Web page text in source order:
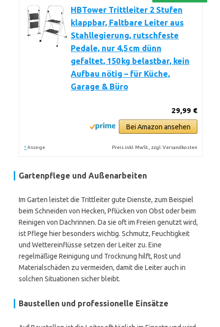
HBTower Trittleiter 2 Stufen
klappbar, Faltbare Leiter aus
Stahllegierung, rutschfeste
Pedale, nur 4,5 cm dünn
gefaltet, 150 kg belastbar, kein
Aufbau nötig – für Küche,
Garage & Büro
29,99 €
Bei Amazon ansehen
* Anzeige Preis inkl. MwSt., zzgl. Versandkosten
Gartenpflege und Außenarbeiten
Im Garten leistet die Trittleiter gute Dienste, zum Beispiel
beim Schneiden von Hecken, Pflücken von Obst oder beim
Reinigen von Dachrinnen. Da sie oft im Freien genutzt wird,
ist Pflege hier besonders wichtig. Schmutz, Feuchtigkeit
und Wettereinflüsse setzen der Leiter zu. Eine
regelmäßige Reinigung und Trocknung hilft, Rost und
Materialschäden zu vermeiden, damit die Leiter auch in
solchen Situationen sicher bleibt.
Baustellen und professionelle Einsätze